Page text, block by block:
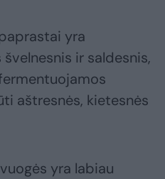
yra
ir saldesnis,
aštresnės, kietesnės
yra labiau